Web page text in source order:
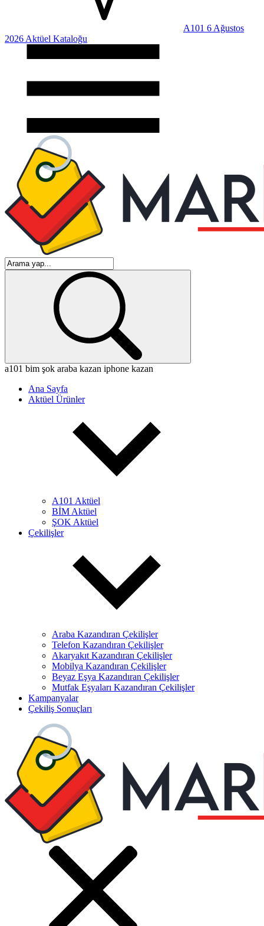
A101 6 Ağustos
2026 Aktüel Kataloğu
a101 bim şok araba kazan iphone kazan
Ana Sayfa
Aktüel Ürünler
A101 Aktüel
BİM Aktüel
ŞOK Aktüel
Çekilişler
Araba Kazandıran Çekilişler
Telefon Kazandıran Çekilişler
Akaryakıt Kazandıran Çekilişler
Mobilya Kazandıran Çekilişler
Beyaz Eşya Kazandıran Çekilişler
Mutfak Eşyaları Kazandıran Çekilişler
Kampanyalar
Çekiliş Sonuçları